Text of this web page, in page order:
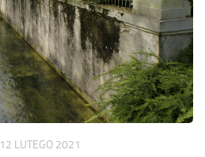
12 LUTEGO 2021